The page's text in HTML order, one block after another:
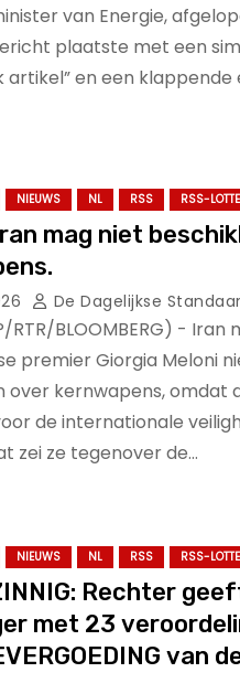
van Energie,
plaatste met een
artikel” en een klappende
NIEUWS NL RSS RSS-LOTTE
mag niet
De Dagelijkse
RTR/BLOOMBERG) - Iran
premier Giorgia Meloni
over kernwapens, omdat
de internationale
zei ze tegenover de…
NIEUWS NL RSS RSS-LOTTE
Rechter
met 23
van